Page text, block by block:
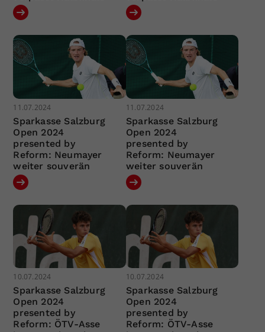
11.07.2024
Sparkasse Salzburg
Open 2024
presented by
Reform: Neumayer
weiter souverän
11.07.2024
Sparkasse Salzburg
Open 2024
presented by
Reform: Neumayer
weiter souverän
10.07.2024
Sparkasse Salzburg
Open 2024
presented by
Reform: ÖTV-Asse
10.07.2024
Sparkasse Salzburg
Open 2024
presented by
Reform: ÖTV-Asse